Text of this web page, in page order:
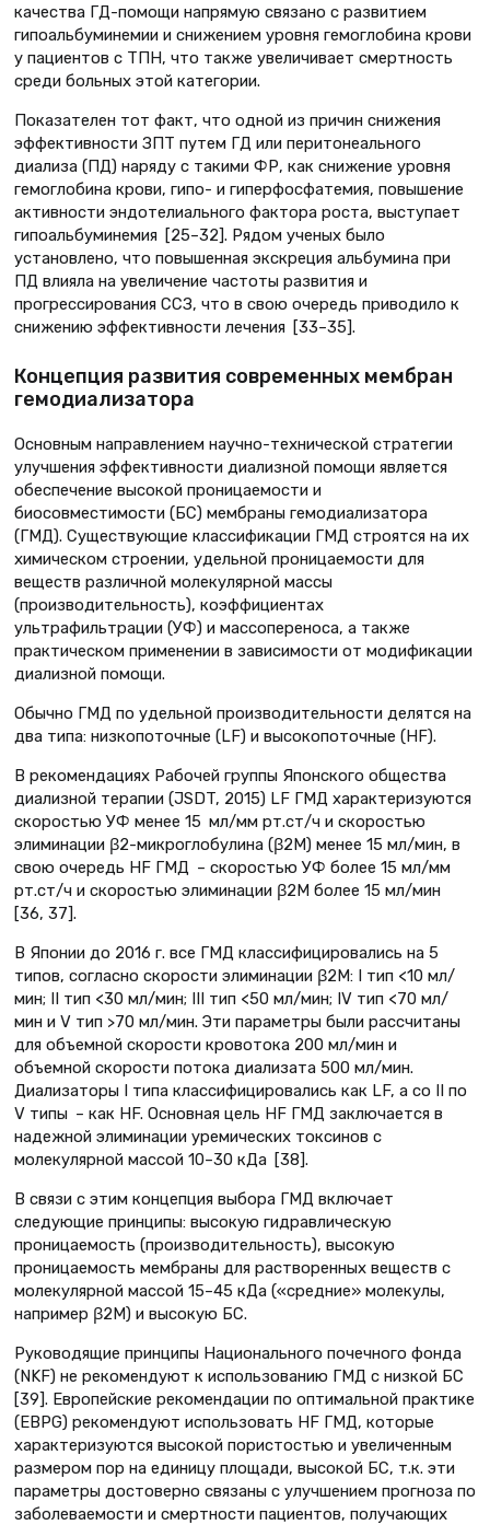
качества ГД-помощи напрямую связано с развитием
гипоальбуминемии и снижением уровня гемоглобина крови
у пациентов с ТПН, что также увеличивает смертность
среди больных этой категории.
Показателен тот факт, что одной из причин снижения
эффективности ЗПТ путем ГД или перитонеального
диализа (ПД) наряду с такими ФР, как снижение уровня
гемоглобина крови, гипо- и гиперфосфатемия, повышение
активности эндотелиального фактора роста, выступает
гипоальбуминемия [25–32]. Рядом ученых было
установлено, что повышенная экскреция альбумина при
ПД влияла на увеличение частоты развития и
прогрессирования ССЗ, что в свою очередь приводило к
снижению эффективности лечения [33–35].
Концепция развития современных мембран
гемодиализатора
Основным направлением научно-технической стратегии
улучшения эффективности диализной помощи является
обеспечение высокой проницаемости и
биосовместимости (БС) мембраны гемодиализатора
(ГМД). Существующие классификации ГМД строятся на их
химическом строении, удельной проницаемости для
веществ различной молекулярной массы
(производительность), коэффициентах
ультрафильтрации (УФ) и массопереноса, а также
практическом применении в зависимости от модификации
диализной помощи.
Обычно ГМД по удельной производительности делятся на
два типа: низкопоточные (LF) и высокопоточные (HF).
В рекомендациях Рабочей группы Японского общества
диализной терапии (JSDT, 2015) LF ГМД характеризуются
скоростью УФ менее 15 мл/мм рт.ст/ч и скоростью
элиминации β2-микроглобулина (β2М) менее 15 мл/мин, в
свою очередь HF ГМД – скоростью УФ более 15 мл/мм
рт.ст/ч и скоростью элиминации β2М более 15 мл/мин
[36, 37].
В Японии до 2016 г. все ГМД классифицировались на 5
типов, согласно скорости элиминации β2M: I тип <10 мл/
мин; II тип <30 мл/мин; III тип <50 мл/мин; IV тип <70 мл/
мин и V тип >70 мл/мин. Эти параметры были рассчитаны
для объемной скорости кровотока 200 мл/мин и
объемной скорости потока диализата 500 мл/мин.
Диализаторы I типа классифицировались как LF, а со II по
V типы – как HF. Основная цель HF ГМД заключается в
надежной элиминации уремических токсинов с
молекулярной массой 10–30 кДа [38].
В связи с этим концепция выбора ГМД включает
следующие принципы: высокую гидравлическую
проницаемость (производительность), высокую
проницаемость мембраны для растворенных веществ с
молекулярной массой 15–45 кДа («средние» молекулы,
например β2М) и высокую БС.
Руководящие принципы Национального почечного фонда
(NKF) не рекомендуют к использованию ГМД с низкой БС
[39]. Европейские рекомендации по оптимальной практике
(EBPG) рекомендуют использовать HF ГМД, которые
характеризуются высокой пористостью и увеличенным
размером пор на единицу площади, высокой БС, т.к. эти
параметры достоверно связаны с улучшением прогноза по
заболеваемости и смертности пациентов, получающих